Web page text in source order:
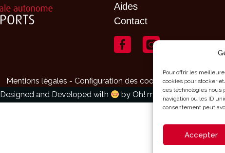
Pour offrir les
cookies pour stocker
ces technologies nous
navigation ou les ID
consentement peut
Accepter
Aides
Contact
Mentions légales - Configuration des cookies
Designed and Developed with
byOh! médias